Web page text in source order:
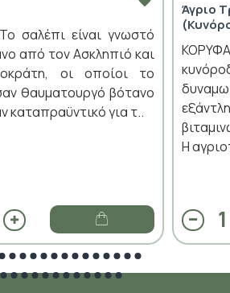
σαλέπι είναι γνωστό
από τον Ασκληπιό και
οι οποίοι το
θαυματουργό βότανο
καταπραϋντικό για τ..
Άγριο
Η